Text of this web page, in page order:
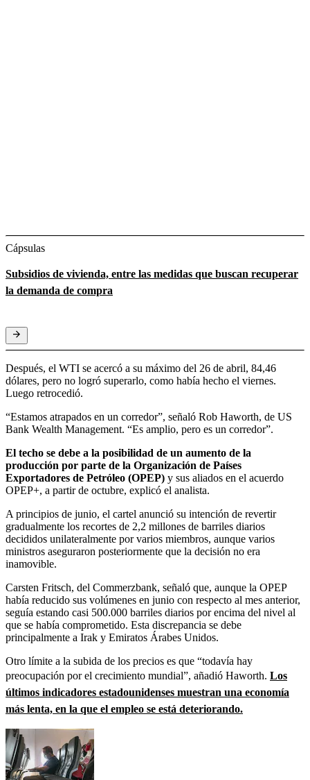
Cápsulas
Subsidios de vivienda, entre las medidas que buscan recuperar
la demanda de compra
Después, el WTI se acercó a su máximo del 26 de abril, 84,46
dólares, pero no logró superarlo, como había hecho el viernes.
Luego retrocedió.
“Estamos atrapados en un corredor”, señaló Rob Haworth, de US
Bank Wealth Management. “Es amplio, pero es un corredor”.
El techo se debe a la posibilidad de un aumento de la
producción por parte de la Organización de Países
Exportadores de Petróleo (OPEP) y sus aliados en el acuerdo
OPEP+, a partir de octubre, explicó el analista.
A principios de junio, el cartel anunció su intención de revertir
gradualmente los recortes de 2,2 millones de barriles diarios
decididos unilateralmente por varios miembros, aunque varios
ministros aseguraron posteriormente que la decisión no era
inamovible.
Carsten Fritsch, del Commerzbank, señaló que, aunque la OPEP
había reducido sus volúmenes en junio con respecto al mes anterior,
seguía estando casi 500.000 barriles diarios por encima del nivel al
que se había comprometido. Esta discrepancia se debe
principalmente a Irak y Emiratos Árabes Unidos.
Otro límite a la subida de los precios es que “todavía hay
preocupación por el crecimiento mundial”, añadió Haworth. Los
últimos indicadores estadounidenses muestran una economía
más lenta, en la que el empleo se está deteriorando.